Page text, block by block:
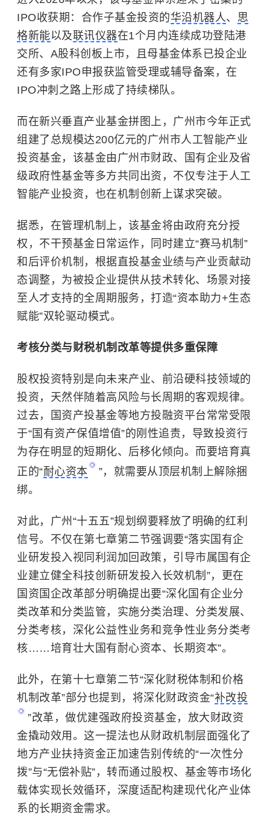
IPO收获期：合作子基金投资的华沿机器人、 思
格新能以及联讯仪器在1个月内连续成功登陆港
交所、A股科创板上市，且母基金体系已投企业
还有多家IPO申报获监管受理或辅导备案，在
IPO冲刺之路上形成了持续梯队。
而在新兴垂直产业基金拼图上，广州市今年正式
组建了总规模达200亿元的广州市人工智能产业
投资基金，该基金由广州市财政、国有企业及省
级政府性基金等多方共同出资，不仅专注于人工
智能产业投资，也在机制创新上谋求突破。
据悉，在管理机制上，该基金将由政府充分授
权，不干预基金日常运作，同时建立“赛马机制”
和后评价机制，根据直投基金业绩与产业贡献动
态调整，为被投企业提供从技术转化、场景对接
至人才支持的全周期服务，打造“资本助力+生态
赋能”双轮驱动模式。
考核分类与财税机制改革等提供多重保障
股权投资特别是向未来产业、前沿硬科技领域的
投资，天然伴随着高风险与长周期的客观规律。
过去，国资产投基金等地方投融资平台常常受限
于“国有资产保值增值”的刚性追责，导致投资行
为存在明显的短期化、后移化倾向。而要培育真
正的“耐心资本
”，就需要从顶层机制上解除捆
绑。
对此，广州“十五五”规划纲要释放了明确的红利
信号。不仅在第七章第二节强调要“落实国有企
业研发投入视同利润加回政策，引导市属国有企
业建立健全科技创新研发投入长效机制”，更在
国资国企改革部分明确提出要“深化国有企业分
类改革和分类监管，实施分类治理、分类发展、
分类考核，深化公益性业务和竞争性业务分类考
核……培育壮大国有耐心资本、长期资本”。
此外，在第十七章第二节“深化财税体制和价格
机制改革”部分也提到，将深化财政资金“补改投
”改革，做优建强政府投资基金，放大财政资
金撬动效用。这一提法也从财政机制层面强化了
地方产业扶持资金正加速告别传统的“一次性分
拨”与“无偿补贴”，转而通过股权、基金等市场化
载体实现长效循环，深度适配构建现代化产业体
系的长期资金需求。